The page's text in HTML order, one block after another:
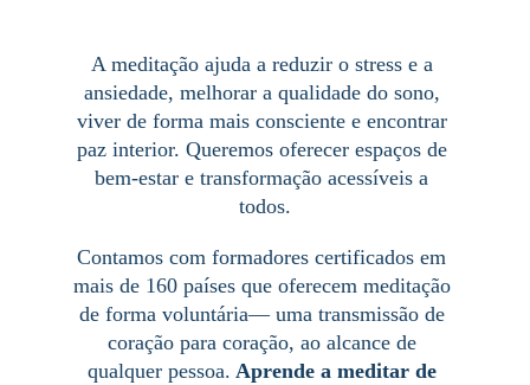
A meditação ajuda a reduzir o stress e a
ansiedade, melhorar a qualidade do sono,
viver de forma mais consciente e encontrar
paz interior. Queremos oferecer espaços de
bem-estar e transformação acessíveis a
todos.
Contamos com formadores certificados em
mais de 160 países que oferecem meditação
de forma voluntária— uma transmissão de
coração para coração, ao alcance de
qualquer pessoa. Aprende a meditar de